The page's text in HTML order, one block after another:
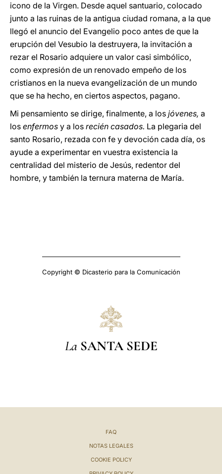
icono de la Virgen. Desde aquel santuario, colocado
junto a las ruinas de la antigua ciudad romana, a la que
llegó el anuncio del Evangelio poco antes de que la
erupción del Vesubio la destruyera, la invitación a
rezar el Rosario adquiere un valor casi simbólico,
como expresión de un renovado empeño de los
cristianos en la nueva evangelización de un mundo
que se ha hecho, en ciertos aspectos, pagano.
Mi pensamiento se dirige, finalmente, a los jóvenes, a
los enfermos y a los recién casados. La plegaria del
santo Rosario, rezada con fe y devoción cada día, os
ayude a experimentar en vuestra existencia la
centralidad del misterio de Jesús, redentor del
hombre, y también la ternura materna de María.
Copyright © Dicasterio para la Comunicación
La SANTA SEDE
FAQ
NOTAS LEGALES
COOKIE POLICY